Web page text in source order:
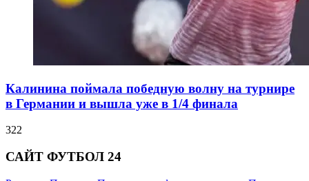
Калинина поймала победную волну на турнире
в Германии и вышла уже в 1/4 финала
322
САЙТ ФУТБОЛ 24